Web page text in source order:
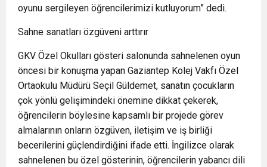
oyunu sergileyen öğrencilerimizi kutluyorum” dedi.
Sahne sanatları özgüveni arttırır
GKV Özel Okulları gösteri salonunda sahnelenen oyun
öncesi bir konuşma yapan Gaziantep Kolej Vakfı Özel
Ortaokulu Müdürü Seçil Güldemet, sanatın çocukların
çok yönlü gelişimindeki önemine dikkat çekerek,
öğrencilerin böylesine kapsamlı bir projede görev
almalarının onların özgüven, iletişim ve iş birliği
becerilerini güçlendirdiğini ifade etti. İngilizce olarak
sahnelenen bu özel gösterinin, öğrencilerin yabancı dili